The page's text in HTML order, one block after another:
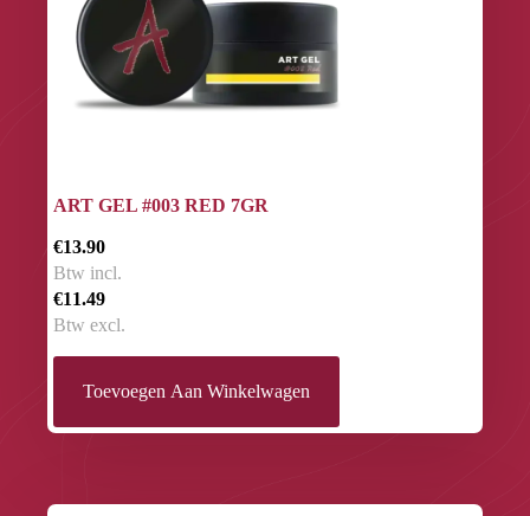
ART GEL #003 RED 7GR
€13.90
Btw incl.
€11.49
Btw excl.
Toevoegen Aan Winkelwagen